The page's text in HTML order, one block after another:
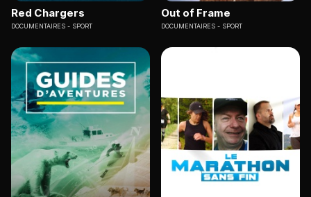
Red Chargers
DOCUMENTAIRES SPORT
Out of Frame
DOCUMENTAIRES SPORT